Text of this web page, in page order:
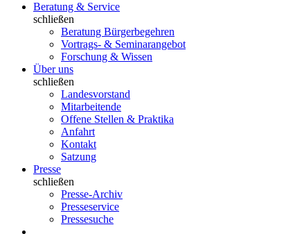
Beratung & Service
schließen
Beratung Bürgerbegehren
Vortrags- & Seminarangebot
Forschung & Wissen
Über uns
schließen
Landesvorstand
Mitarbeitende
Offene Stellen & Praktika
Anfahrt
Kontakt
Satzung
Presse
schließen
Presse-Archiv
Presseservice
Pressesuche